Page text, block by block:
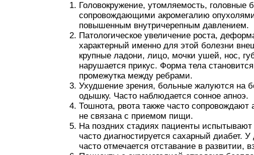
Головокружение, утомляемость, головные
сопровождающими акромегалию
повышенным внутричерепным давлением.
Патологическое увеличение роста,
характерный именно для этой болезни
крупные ладони, лицо, мочки ушей, нос,
нарушается прикус. Форма тела
промежутка между ребрами.
Ухудшение зрения, больные жалуются на
одышку. Часто наблюдается сонное апноэ.
Тошнота, рвота также часто
не связана с приемом пищи.
На поздних стадиях пациенты
часто диагностируется сахарный диабет.
часто отмечается отставание в